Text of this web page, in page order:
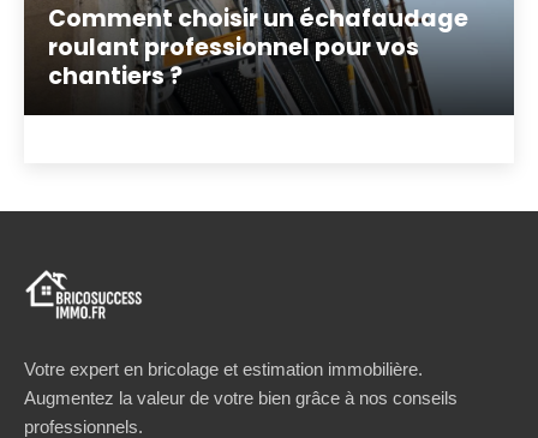
Comment choisir un échafaudage
roulant professionnel pour vos
chantiers ?
Votre expert en bricolage et estimation immobilière.
Augmentez la valeur de votre bien grâce à nos conseils
professionnels.